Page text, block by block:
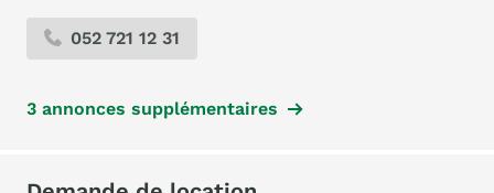
052 721 12 31
3 annonces supplémentaires